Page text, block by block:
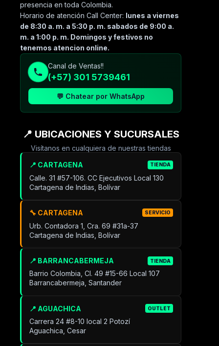
presencia en toda Colombia.
Horario de atención Call Center: lunes a viernes
de 8:30 a. m. a 5:30 p. m. sabados de 9:00 a.
m. a 1:00 p. m. Domingos y festivos no
tenemos atencion online.
Canal de Ventas!!
(+57) 301 5739461
💬 Chatear por WhatsApp
📍 UBICACIONES Y SUCURSALES
Visítanos en cualquiera de nuestras tiendas
📍 CARTAGENA TIENDA
Calle. 31 #57-106. CC Ejecutivos Local 130
Cartagena de Indias, Bolívar
🔧 CARTAGENA SERVICIO
Urb. Contadora 1, Cra. 69 #31a-37
Cartagena de Indias, Bolívar
📍 BARRANCABERMEJA TIENDA
Barrio Colombia, Cl. 49 #15-66 Local 107
Barrancabermeja, Santander
📍 AGUACHICA OUTLET
Carrera 24 #8-10 local 2 Potozí
Aguachica, Cesar